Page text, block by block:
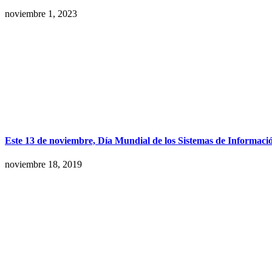
noviembre 1, 2023
Este 13 de noviembre, Día Mundial de los Sistemas de
noviembre 18, 2019